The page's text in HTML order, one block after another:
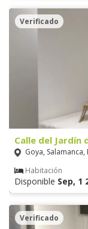
Verificado
Calle del Jardín
Goya,
Habitación
Disponible Sep, 1
Verificado